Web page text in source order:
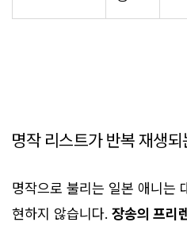
명작 리스트가 반복 재생되
명작으로 불리는 일본 애니는
현하지 않습니다. 장송의 프리